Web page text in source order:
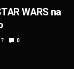
WARS na
0